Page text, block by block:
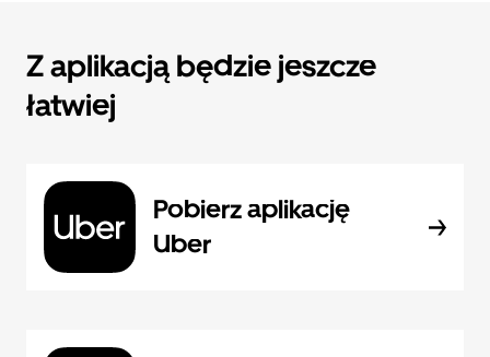
Z aplikacją będzie jeszcze
łatwiej
Pobierz aplikację
Uber